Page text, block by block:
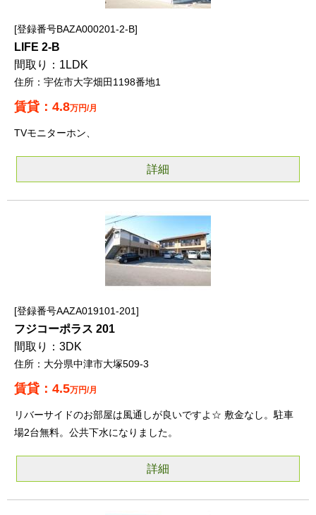
登録番号BAZA000201-2-B
LIFE 2-B
1LDK
宇佐市大字畑田1198番地1
4.8万円/月
TVモニターホン、
詳細
登録番号AAZA019101-201
フジコーポラス 201
3DK
大分県中津市大塚509-3
4.5万円/月
リバーサイドのお部屋は風通しが良いですよ☆ 敷金なし。駐車
場2台無料。公共下水になりました。
詳細